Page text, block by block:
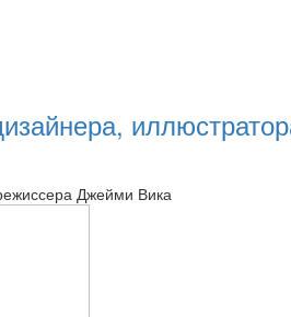
Джейми Вика